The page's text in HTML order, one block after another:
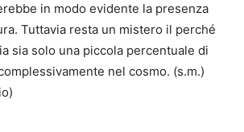
in modo evidente la presenza
Tuttavia resta un mistero il perché
sia solo una piccola percentuale di
nel cosmo. (s.m.)